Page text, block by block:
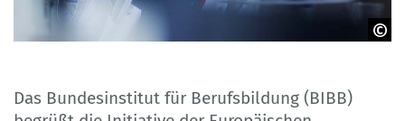
Das Bundesinstitut für Berufsbildung (BIBB)